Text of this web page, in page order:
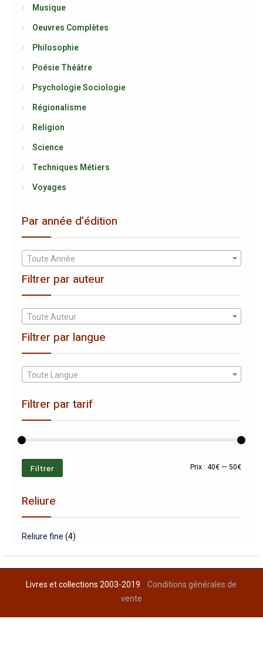
Musique
Oeuvres Complètes
Philosophie
Poésie Théâtre
Psychologie Sociologie
Régionalisme
Religion
Science
Techniques Métiers
Voyages
Par année d’édition
Toute Année
Filtrer par auteur
Toute Auteur
Filtrer par langue
Toute Langue
Filtrer par tarif
Prix
Prix
Filtrer Prix :40€ —50€
Reliure
Reliure fine (4)
Livres et collections 2003-2019Conditions générales de
vente